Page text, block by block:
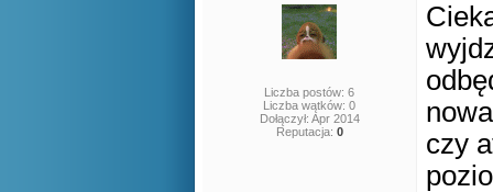
Liczba postów: 6
Liczba wątków: 0
Dołączył: Apr 2014
Reputacja: 0
czy